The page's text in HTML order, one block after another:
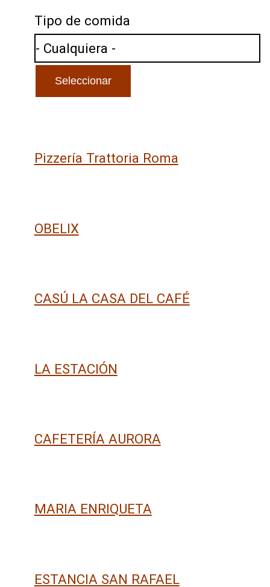
Tipo de comida
Pizzería Trattoria Roma
OBELIX
CASÚ LA CASA DEL CAFÉ
LA ESTACIÓN
CAFETERÍA AURORA
MARIA ENRIQUETA
ESTANCIA SAN RAFAEL